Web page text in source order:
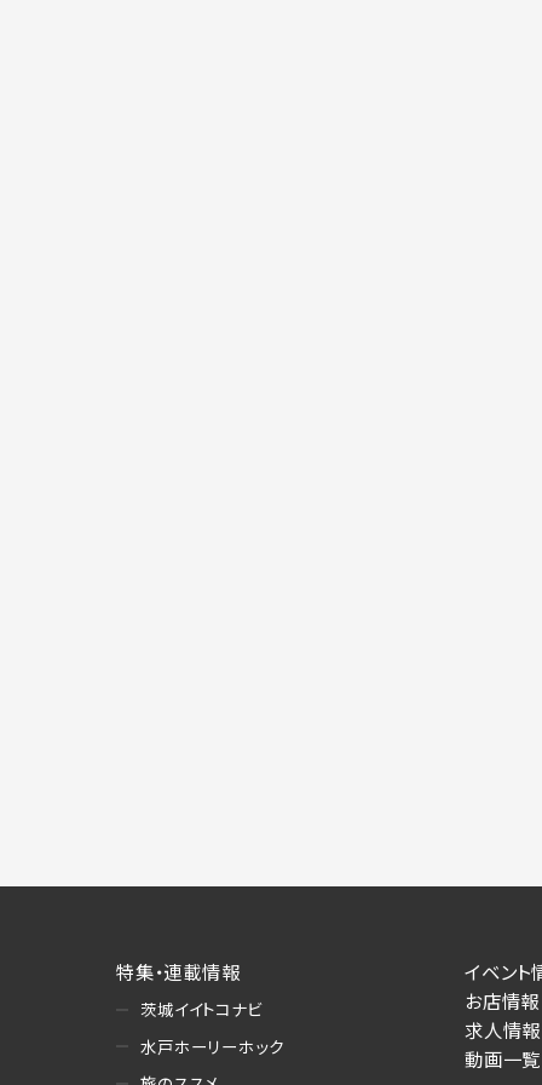
特集・連載情報
茨城イイトコナビ
水戸ホーリーホック
イベント
お店情報
求人情報
動画一覧